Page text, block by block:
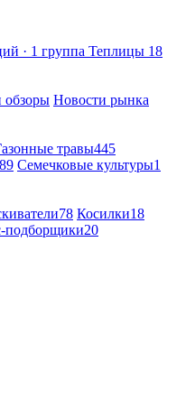
· 1 группа Теплицы 18
обзоры Новости рынка
травы445
Семечковые культуры1
78 Косилки18
подборщики20